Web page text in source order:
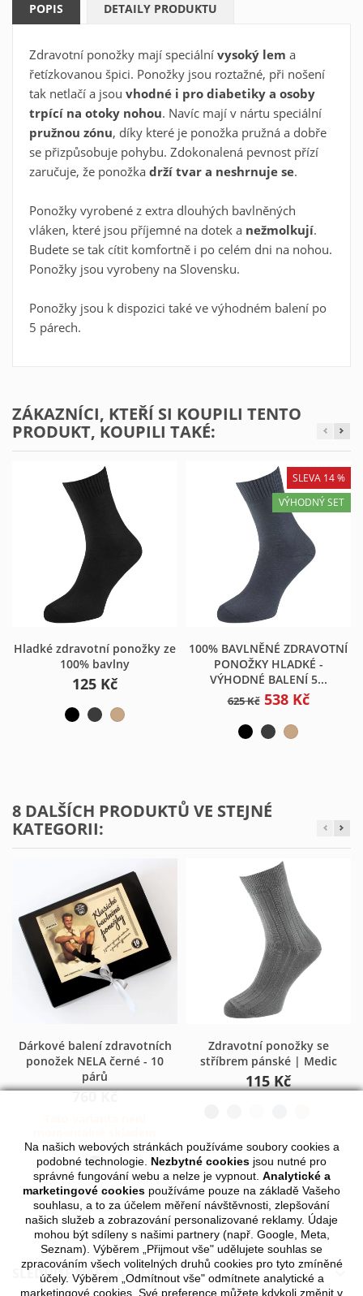
POPIS DETAILY PRODUKTU
Zdravotní ponožky mají speciální vysoký lem a
řetízkovanou špici. Ponožky jsou roztažné, při nošení
tak netlačí a jsou vhodné i pro diabetiky a osoby
trpící na otoky nohou. Navíc mají v nártu speciální
pružnou zónu, díky které je ponožka pružná a dobře
se přizpůsobuje pohybu. Zdokonalená pevnost přízí
zaručuje, že ponožka drží tvar a neshrnuje se.
Ponožky vyrobené z extra dlouhých bavlněných
vláken, které jsou příjemné na dotek a nežmolkují.
Budete se tak cítit komfortně i po celém dni na nohou.
Ponožky jsou vyrobeny na Slovensku.
Ponožky jsou k dispozici také ve výhodném balení po
5 párech.
ZÁKAZNÍCI, KTEŘÍ SI KOUPILI TENTO
PRODUKT, KOUPILI TAKÉ:
Hladké zdravotní ponožky ze
100% bavlny
125 Kč
SLEVA 14 %
VÝHODNÝ SET
100% BAVLNĚNÉ ZDRAVOTNÍ
PONOŽKY HLADKÉ -
VÝHODNÉ BALENÍ 5...
625 Kč 538 Kč
8 DALŠÍCH PRODUKTŮ VE STEJNÉ
KATEGORII:
Dárkové balení zdravotních
ponožek NELA černé - 10
párů
760 Kč
Zdravotní ponožky se
stříbrem pánské | Medic
115 Kč
SLEDUJTE NÁS NA SÍTÍCH 
Můj seznam přání ×
add_circle_outlineVytvořit nový seznam
Vytvořit seznam oblíbených
produktů
Název seznamu oblíbených produktů
Vytvořit seznam oblíbených produktů
Přihlásit se ×
Musíte být přihlášen, abyste si mohli výrobky uložit do
svého seznamu oblíbených produktů.
Přihlásit se
Na našich webových stránkách používáme soubory cookies a
podobné technologie. Nezbytné cookies jsou nutné pro
správné fungování webu a nelze je vypnout. Analytické a
marketingové cookies používáme pouze na základě Vašeho
souhlasu, a to za účelem měření návštěvnosti, zlepšování
našich služeb a zobrazování personalizované reklamy. Údaje
mohou být sdíleny s našimi partnery (např. Google, Meta,
Seznam). Výběrem „Přijmout vše" udělujete souhlas se
zpracováním všech volitelných druhů cookies pro tyto zmíněné
účely. Výběrem „Odmítnout vše" odmítnete analytické a
marketingové cookies. Své preference můžete kdykoli změnit v